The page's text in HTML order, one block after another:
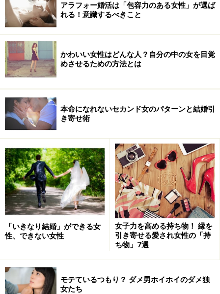
また、愛人という関係性を結ぶということは、お相手は
経済力がなければ愛人を養うことはできませんから。と
なると、同世代の生活圏にあまりいないような相手にな
ます。
最近では、女性にお金を使わない愛人も増えています。
妻子があることを黙って、生活費や謝礼も払わずお付き
合いをしていく新種の愛人というか、「それってただの
浮気では？」というようなケースも増えてきています。
これについてはさらに女性にとってはただの時間の無駄
ですし、もう詐欺と言ってもいい程。
デートに至ってはそのほとんどが夜であり、会うのはあ
なたの家かどこかのホテルが関の山。普通の恋人のよう
アラフォー婚活は「包容力のある女性」が選ば
れる！意識するべきこと
かわいい女性はどんな人？自分の中の女を目覚
めさせるための方法とは
本命になれないセカンド女のパターンと結婚引
き寄せ術
「いきなり結婚」ができる女
性、できない女性
女子力を高める持ち物！ 縁を
引き寄せる愛され女性の「持
ち物」7選
モテているつもり？ ダメ男ホイホイのダメ独
女たち